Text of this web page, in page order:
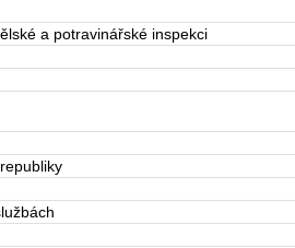
a potravinářské inspekci